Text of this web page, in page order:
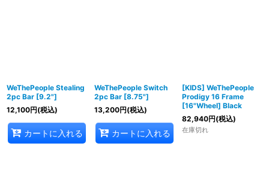
WeThePeople Stealing
2pc Bar [9.2"]
12,100円(税込)
カートに入れる
WeThePeople Switch
2pc Bar [8.75"]
13,200円(税込)
カートに入れる
[KIDS] WeThePeople
Prodigy 16 Frame
[16"Wheel] Black
82,940円(税込)
在庫切れ